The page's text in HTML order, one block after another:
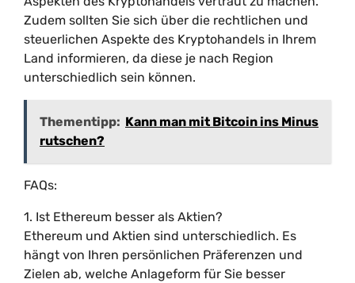
Zudem sollten Sie sich über die rechtlichen und
steuerlichen Aspekte des Kryptohandels in Ihrem
Land informieren, da diese je nach Region
unterschiedlich sein können.
Thementipp: Kann man mit Bitcoin ins Minus
rutschen?
FAQs:
1. Ist Ethereum besser als Aktien?
Ethereum und Aktien sind unterschiedlich. Es
hängt von Ihren persönlichen Präferenzen und
Zielen ab, welche Anlageform für Sie besser